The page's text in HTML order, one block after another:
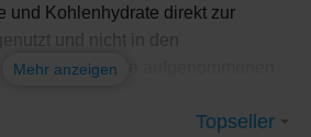
und Kohlenhydrate direkt zur
und nicht in den
werden. Die aufgenommenen
länger im Blut und werden
Mehr anzeigen
Topseller